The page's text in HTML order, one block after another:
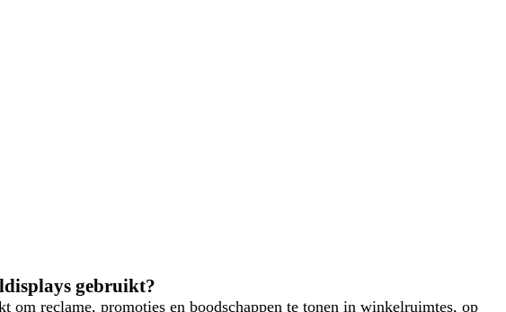
gebruikt?
om reclame, promoties en boodschappen te tonen in winkelruimtes, op